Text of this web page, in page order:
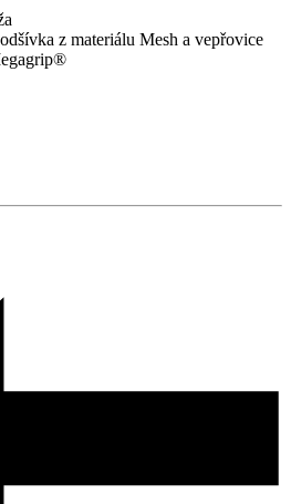
z materiálu Mesh a vepřovice